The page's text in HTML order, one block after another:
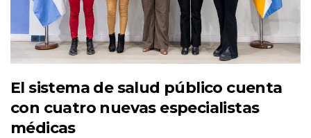
El sistema de salud público cuenta
con cuatro nuevas especialistas
médicas